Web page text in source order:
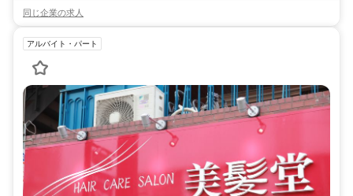
同じ企業の求人
アルバイト・パート